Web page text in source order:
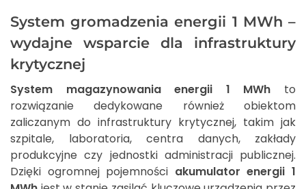
System gromadzenia energii 1 MWh –
wydajne wsparcie dla infrastruktury
krytycznej
System magazynowania energii 1 MWh to
rozwiązanie dedykowane również obiektom
zaliczanym do infrastruktury krytycznej, takim jak
szpitale, laboratoria, centra danych, zakłady
produkcyjne czy jednostki administracji publicznej.
Dzięki ogromnej pojemności akumulator energii 1